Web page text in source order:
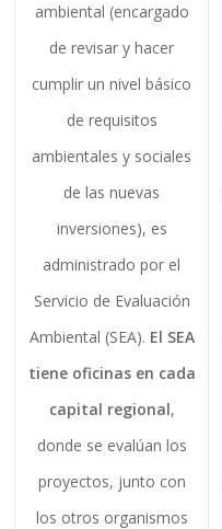
ambiental (encargado
de revisar y hacer
cumplir un nivel básico
de requisitos
ambientales y sociales
de las nuevas
inversiones), es
administrado por el
Servicio de Evaluación
Ambiental (SEA). El SEA
tiene oficinas en cada
capital regional,
donde se evalúan los
proyectos, junto con
los otros organismos